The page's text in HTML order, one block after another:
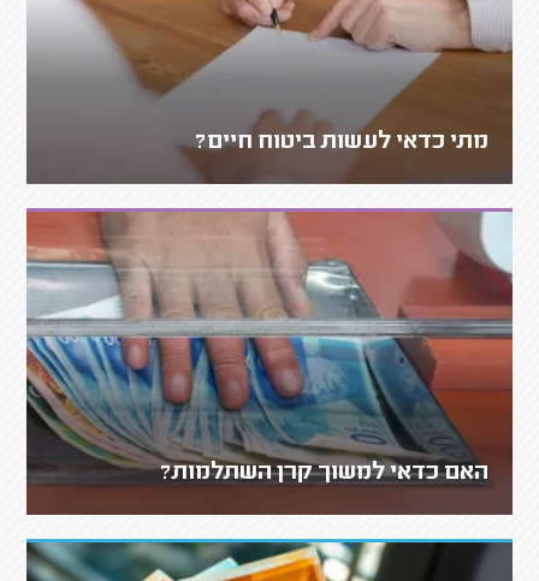
מתי כדאי לעשות ביטוח חיים?
האם כדאי למשוך קרן השתלמות?